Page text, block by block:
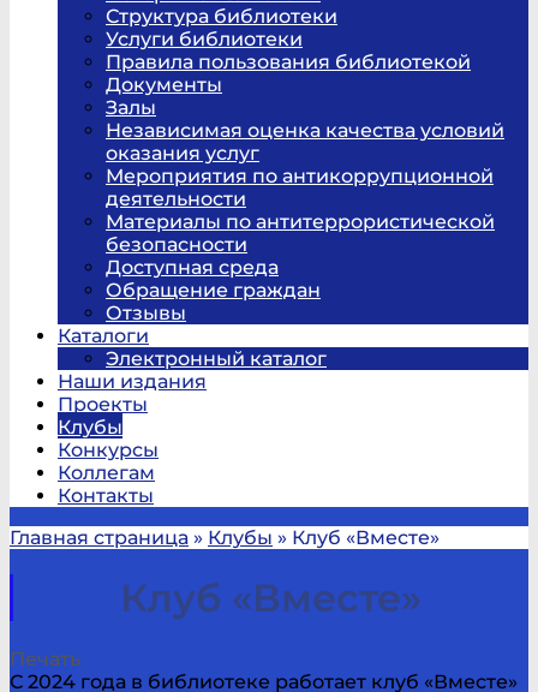
Структура библиотеки
Услуги библиотеки
Правила пользования библиотекой
Документы
Залы
Независимая оценка качества условий
оказания услуг
Мероприятия по антикоррупционной
деятельности
Материалы по антитеррористической
безопасности
Доступная среда
Обращение граждан
Отзывы
Каталоги
Электронный каталог
Наши издания
Проекты
Клубы
Конкурсы
Коллегам
Контакты
Главная страница » Клубы » Клуб «Вместе»
Клуб «Вместе»
Печать
С 2024 года в библиотеке работает клуб «Вместе»